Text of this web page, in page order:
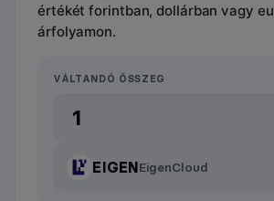
értékét forintban, dollárban vagy
árfolyamon.
VÁLTANDÓ ÖSSZEG
EIGENEigenCloud